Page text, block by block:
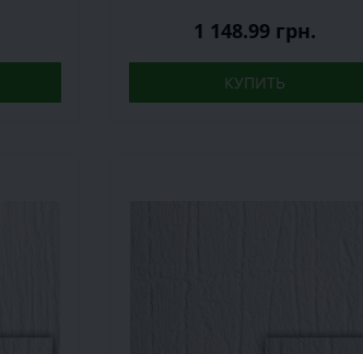
1 148.99 грн.
КУПИТЬ